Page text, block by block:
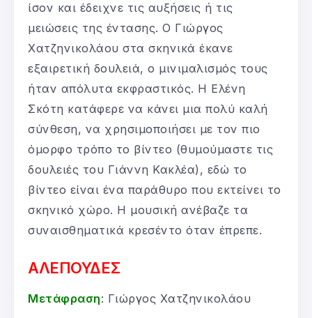
ίσον και έδειχνε τις αυξήσεις ή τις
μειώσεις της έντασης. Ο Γιώργος
Χατζηνικολάου στα σκηνικά έκανε
εξαιρετική δουλειά, ο μινιμαλισμός τους
ήταν απόλυτα εκφραστικός. Η Ελένη
Σκότη κατάφερε να κάνει μια πολύ καλή
σύνθεση, να χρησιμοποιήσει με τον πιο
όμορφο τρόπο το βίντεο (θυμούμαστε τις
δουλειές του Γιάννη Κακλέα), εδώ το
βίντεο είναι ένα παράθυρο που εκτείνει το
σκηνικό χώρο. Η μουσική ανέβαζε τα
συναισθηματικά κρεσέντο όταν έπρεπε.
ΑΛΕΠΟΥΔΕΣ
Μετάφραση: Γιώργος Χατζηνικολάου